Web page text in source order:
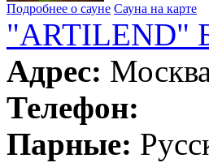
Подробнее о сауне Сауна на карте
Адрес:
Телефон:
Парные: